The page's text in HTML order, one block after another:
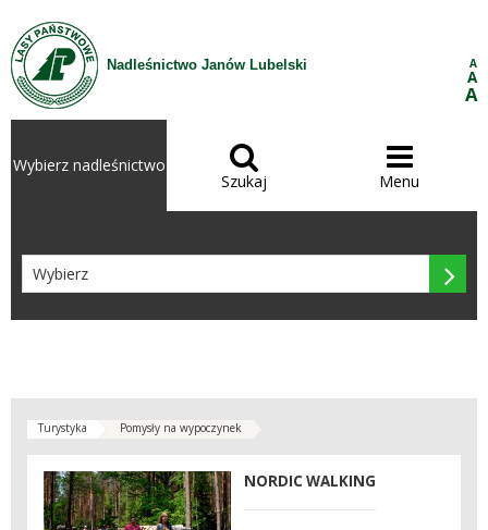
Przejdź do treści
Nadleśnictwo Janów Lubelski A
A
A
Wybierz nadleśnictwo 
Szukaj

Menu

Turystyka Pomysły na wypoczynek
NORDIC WALKING